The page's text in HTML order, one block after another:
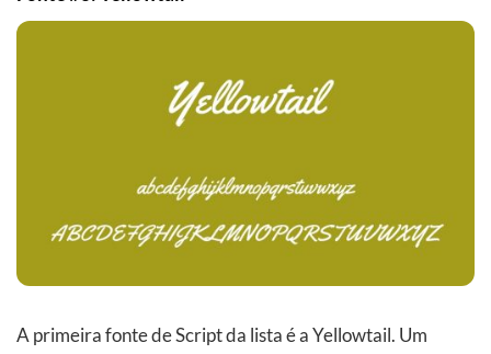
A primeira fonte de Script da lista é a Yellowtail. Um